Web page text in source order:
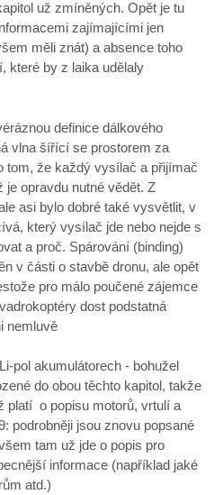
už zmíněných. Opět je tu
zajímajícími jen
měli znát) a absence toho
které by z laika udělaly
definice dálkového
vlna šířící se prostorem za
tom, že každý vysílač a přijímač
je opravdu nutné vědět. Z
asi bylo dobré také vysvětlit, v
který vysílač jde nebo nejde s
a proč. Spárování (binding)
v části o stavbě dronu, ale opět
pro málo poučené zájemce
dost podstatná
nemluvě
pol akumulátorech - bohužel
do obou těchto kapitol, takže
platí o popisu motorů, vrtulí a
podrobněji jsou znovu popsané
tam už jde o popis pro
informace (například jaké
atd.)